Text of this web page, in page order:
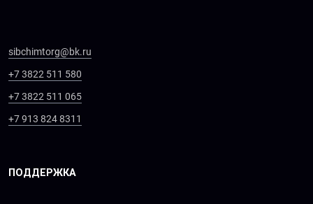
sibchimtorg@bk.ru
+7 3822 511 580
+7 3822 511 065
+7 913 824 8311
ПОДДЕРЖКА